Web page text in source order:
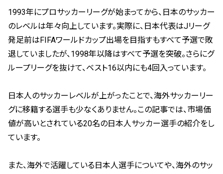
1993年にプロサッカーリーグが始まってから、日本のサッカー
のレベルは年々向上しています。実際に、 日本代表はJリーグ
発足前はFIFAワールドカップ出場を目指すもすべて予選で敗
退していましたが、1998年以降はすべて予選を突破。さらにグ
ループリーグを抜けて、ベスト16以内にも4回入っています。
日本人のサッカーレベルが上がったことで、海外サッカーリー
グに移籍する選手も少なくありません。この記事では、市場価
値が高いとされている20名の日本人サッカー選手の紹介をし
ています。
また、海外で活躍している日本人選手についてや、海外のサッ